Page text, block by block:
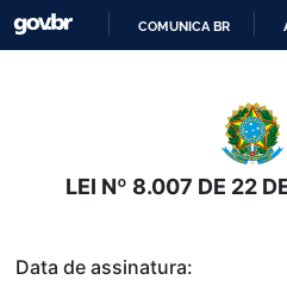
O
COMUNICA BR
LEI Nº 8.007 DE 22
Data de assinatura: